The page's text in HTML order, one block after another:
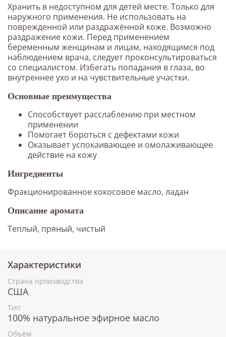
Хранить в недоступном для детей месте. Только для
наружного применения. Не использовать на
поврежденной или раздражённой коже. Возможно
раздражение кожи. Перед применением
беременным женщинам и лицам, находящимся под
наблюдением врача, следует проконсультироваться
со специалистом. Избегать попадания в глаза, во
внутреннее ухо и на чувствительные участки.
Основные преимущества
Способствует расслаблению при местном
применении
Помогает бороться с дефектами кожи
Оказывает успокаивающее и омолаживающее
действие на кожу
Ингредиенты
Фракционированное кокосовое масло, ладан
Описание аромата
Теплый, пряный, чистый
Характеристики
Страна производства
США
Тип
100% натуральное эфирное масло
Объём